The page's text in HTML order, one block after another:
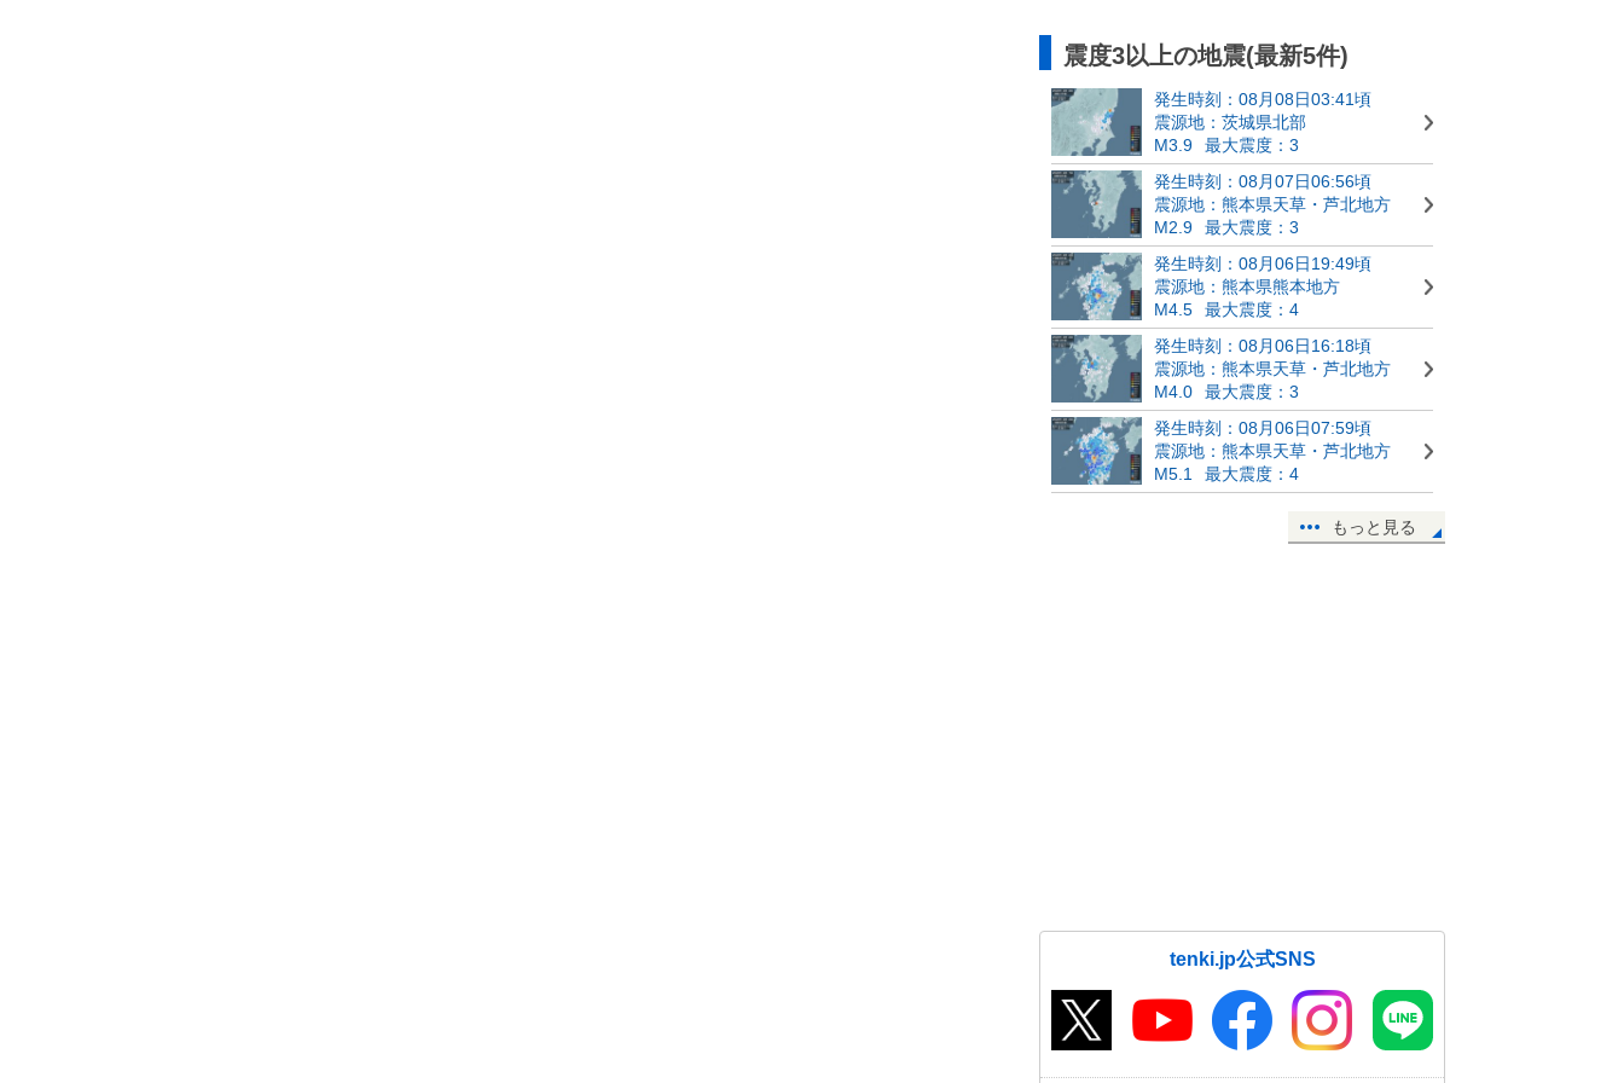
震度3以上の地震(最新5件)
発生時刻：08月08日03:41頃
震源地：茨城県北部
M3.9
最大震度：3
発生時刻：08月07日06:56頃
震源地：熊本県天草・芦北地方
M2.9
最大震度：3
発生時刻：08月06日19:49頃
震源地：熊本県熊本地方
M4.5
最大震度：4
発生時刻：08月06日16:18頃
震源地：熊本県天草・芦北地方
M4.0
最大震度：3
発生時刻：08月06日07:59頃
震源地：熊本県天草・芦北地方
M5.1
最大震度：4
もっと見る
tenki.jp公式SNS